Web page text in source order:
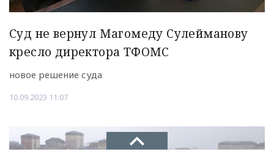
Суд не вернул Магомеду Сулейманову
кресло директора ТФОМС
новое решение суда
10.09.2023 11:07